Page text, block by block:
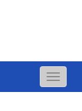
Toggle